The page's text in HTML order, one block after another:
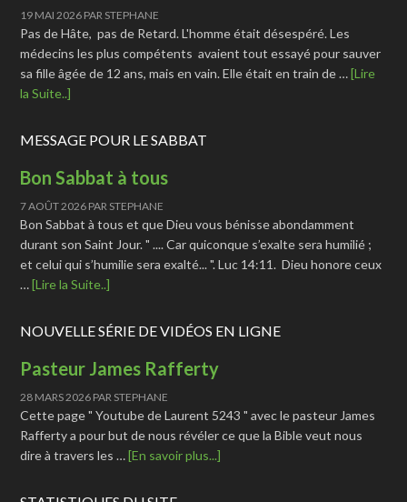
19 MAI 2026 PAR STEPHANE
Pas de Hâte, pas de Retard. L'homme était désespéré. Les
médecins les plus compétents avaient tout essayé pour sauver
sa fille âgée de 12 ans, mais en vain. Elle était en train de …[Lire
la Suite..]
MESSAGE POUR LE SABBAT
Bon Sabbat à tous
7 AOÛT 2026 PAR STEPHANE
Bon Sabbat à tous et que Dieu vous bénisse abondamment
durant son Saint Jour. " .... Car quiconque s’exalte sera humilié ;
et celui qui s’humilie sera exalté... ". Luc 14:11. Dieu honore ceux
…[Lire la Suite..]
NOUVELLE SÉRIE DE VIDÉOS EN LIGNE
Pasteur James Rafferty
28 MARS 2026 PAR STEPHANE
Cette page " Youtube de Laurent 5243 " avec le pasteur James
Rafferty a pour but de nous révéler ce que la Bible veut nous
dire à travers les …[En savoir plus...]